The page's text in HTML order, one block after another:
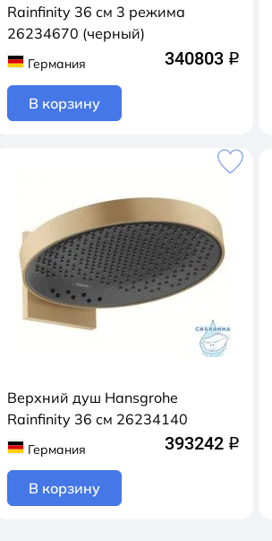
Rainfinity 36 см 3 режима
26234670 (черный)
Германия 340803 q
В корзину
Верхний душ Hansgrohe
Rainfinity 36 см 26234140
Германия 393242 q
В корзину